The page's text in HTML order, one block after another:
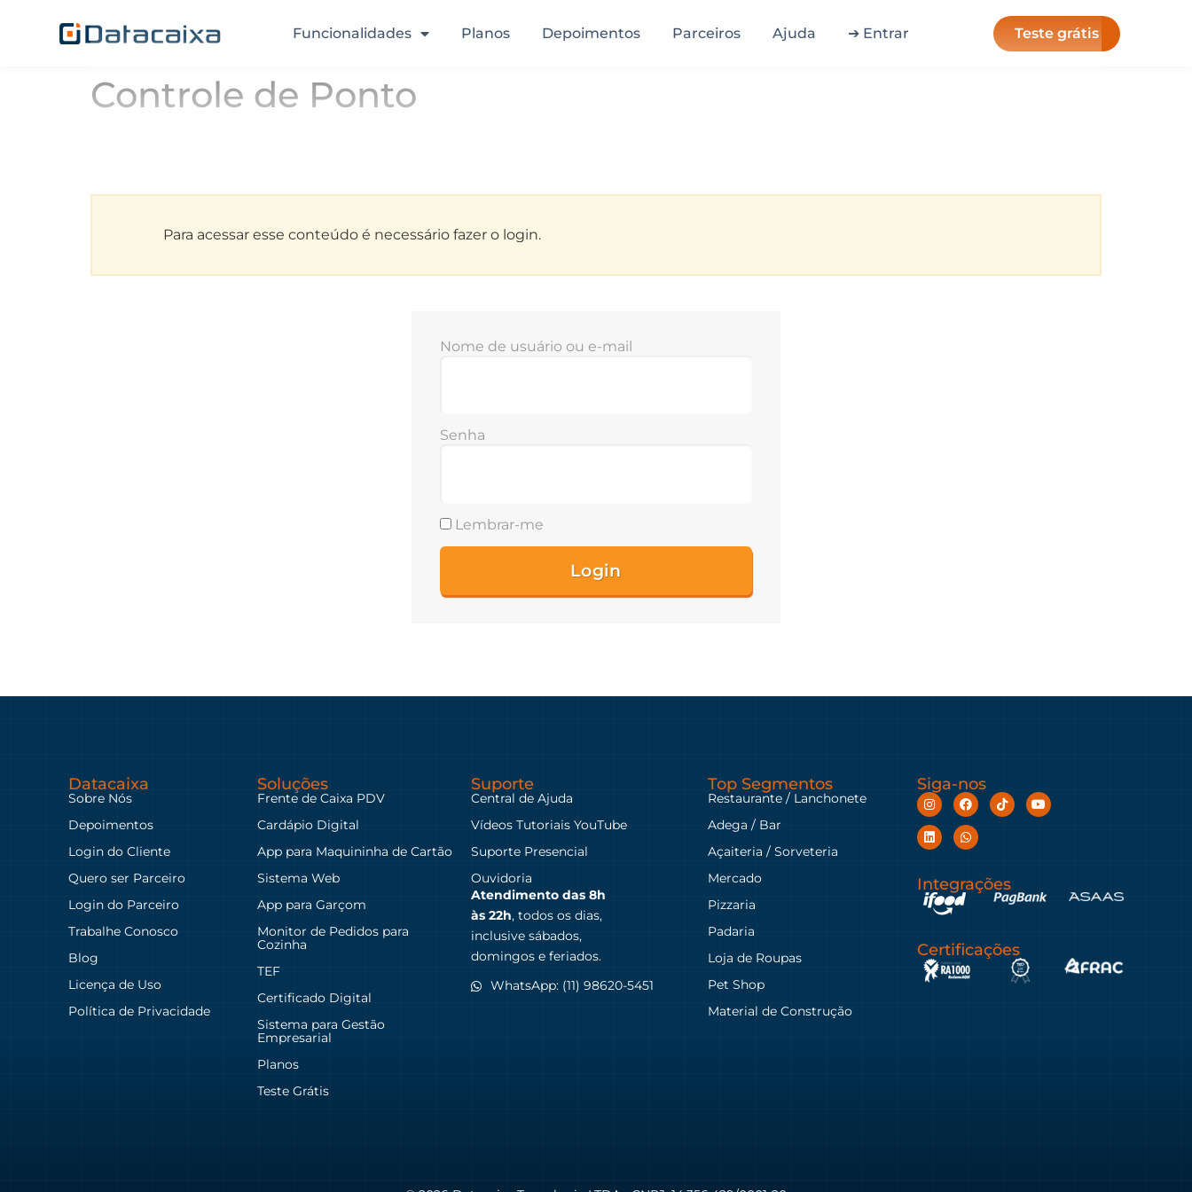
Funcionalidades Planos Depoimentos Parceiros Ajuda ➔ Entrar Teste grátis
Controle de Ponto
Para acessar esse conteúdo é necessário fazer o login.
Nome de usuário ou e-mail
Senha
Lembrar-me
Datacaixa
Sobre Nós
Depoimentos
Login do Cliente
Quero ser Parceiro
Login do Parceiro
Trabalhe Conosco
Blog
Licença de Uso
Política de Privacidade
Soluções
Frente de Caixa PDV
Cardápio Digital
App para Maquininha de Cartão
Sistema Web
App para Garçom
Monitor de Pedidos para
Cozinha
TEF
Certificado Digital
Sistema para Gestão
Empresarial
Planos
Teste Grátis
Suporte
Central de Ajuda
Vídeos Tutoriais YouTube
Suporte Presencial
Ouvidoria
Atendimento das 8h
às 22h, todos os dias,
inclusive sábados,
domingos e feriados.
WhatsApp: (11) 98620-5451
Top Segmentos
Restaurante / Lanchonete
Adega / Bar
Açaiteria / Sorveteria
Mercado
Pizzaria
Padaria
Loja de Roupas
Pet Shop
Material de Construção
Siga-nos
Integrações
Certificações